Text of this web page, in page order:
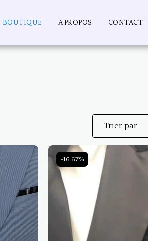
BOUTIQUE À PROPOS CONTACT
-16.67%